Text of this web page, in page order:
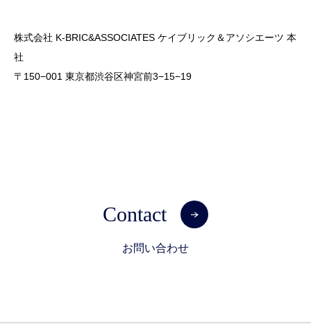
株式会社 K-BRIC&ASSOCIATES ケイブリック＆アソシエーツ 本
社
〒150−001 東京都渋谷区神宮前3−15−19
Contact
お問い合わせ